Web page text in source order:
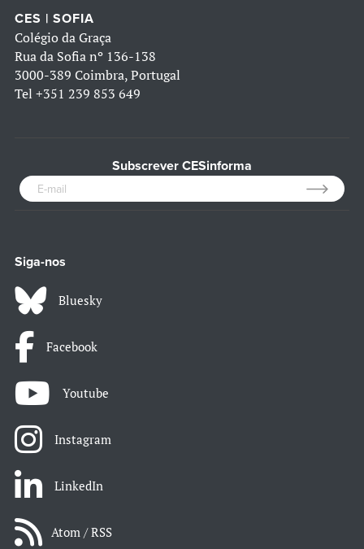
CES | SOFIA
Colégio da Graça
Rua da Sofia nº 136-138
3000-389 Coimbra, Portugal
Tel +351 239 853 649
Subscrever CESinforma
Siga-nos
Bluesky
Facebook
Youtube
Instagram
LinkedIn
Atom / RSS